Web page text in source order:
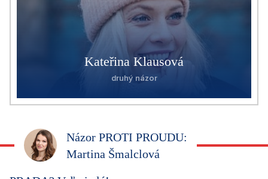
Kateřina Klausová
druhý názor
Názor PROTI PROUDU:
Martina Šmalclová